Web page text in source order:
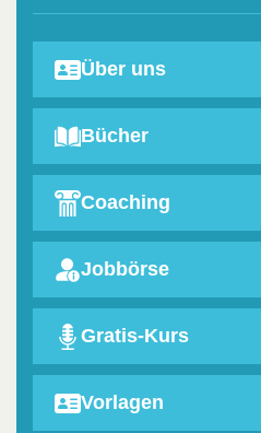
Über uns
Bücher
Coaching
Jobbörse
Gratis-Kurs
Vorlagen